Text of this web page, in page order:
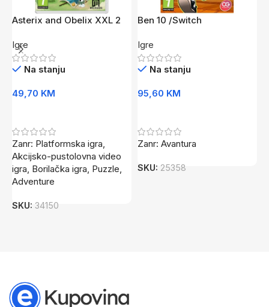
Asterix and Obelix XXL 2
Igre
Na stanju
49,70 KM
Zanr: Platformska igra,
Akcijsko-pustolovna video
igra, Borilačka igra, Puzzle,
Adventure
SKU: 34150
Ben 10 /Switch
Igre
Na stanju
95,60 KM
Zanr: Avantura
SKU: 25358